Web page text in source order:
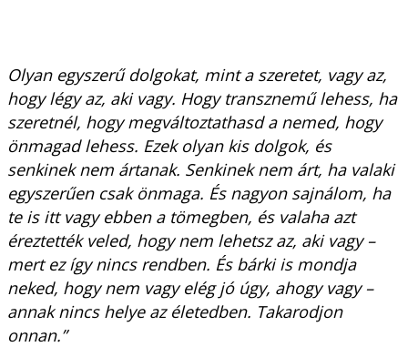
Olyan egyszerű dolgokat, mint a szeretet, vagy az,
hogy légy az, aki vagy. Hogy transznemű lehess, ha
szeretnél, hogy megváltoztathasd a nemed, hogy
önmagad lehess. Ezek olyan kis dolgok, és
senkinek nem ártanak. Senkinek nem árt, ha valaki
egyszerűen csak önmaga. És nagyon sajnálom, ha
te is itt vagy ebben a tömegben, és valaha azt
éreztették veled, hogy nem lehetsz az, aki vagy –
mert ez így nincs rendben. És bárki is mondja
neked, hogy nem vagy elég jó úgy, ahogy vagy –
annak nincs helye az életedben. Takarodjon
onnan.”